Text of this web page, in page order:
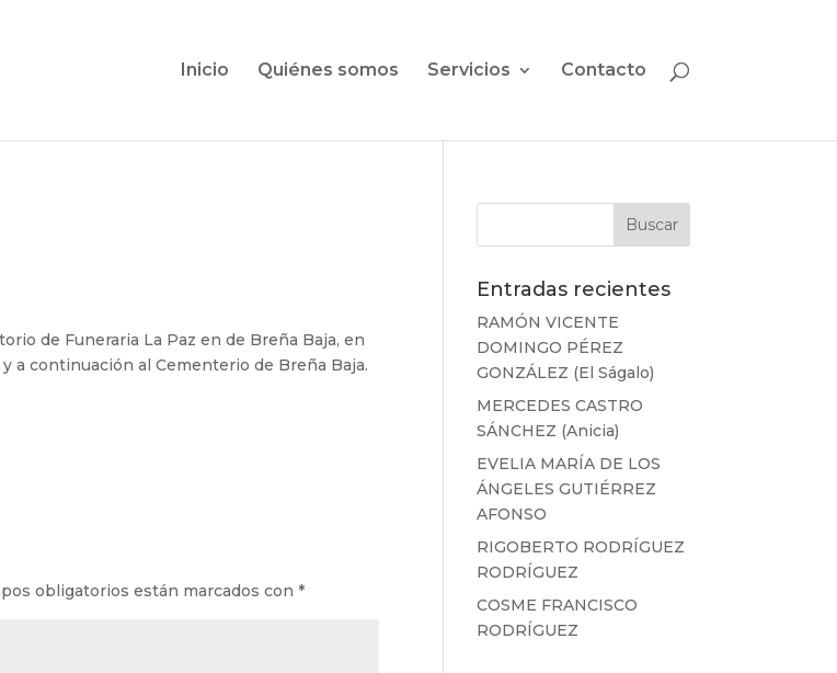
Inicio Quiénes somos Servicios Contacto
de Funeraria La Paz en de Breña Baja, en
a continuación al Cementerio de Breña Baja.
obligatorios están marcados con*
Entradas recientes
RAMÓN VICENTE
DOMINGO PÉREZ
GONZÁLEZ (El Ságalo)
MERCEDES CASTRO
SÁNCHEZ (Anicia)
EVELIA MARÍA DE LOS
ÁNGELES GUTIÉRREZ
AFONSO
RIGOBERTO RODRÍGUEZ
RODRÍGUEZ
COSME FRANCISCO
RODRÍGUEZ